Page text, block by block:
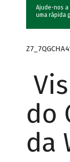
Ajude-nos a
uma rápida
do
da